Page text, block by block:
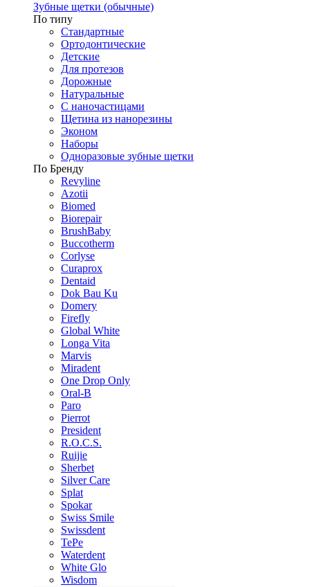
Зубные щетки (обычные)
По типу
Стандартные
Ортодонтические
Детские
Для протезов
Дорожные
Натуральные
С наночастицами
Щетина из нанорезины
Эконом
Наборы
Одноразовые зубные щетки
По Бренду
Revyline
Azotii
Biomed
Biorepair
BrushBaby
Buccotherm
Corlyse
Curaprox
Dentaid
Dok Bau Ku
Domery
Firefly
Global White
Longa Vita
Marvis
Miradent
One Drop Only
Oral-B
Paro
Pierrot
President
R.O.C.S.
Ruijie
Sherbet
Silver Care
Splat
Spokar
Swiss Smile
Swissdent
TePe
Waterdent
White Glo
Wisdom